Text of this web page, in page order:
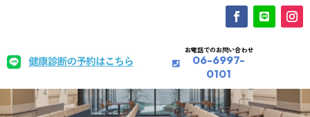
お電話でのお問い合わせ
06-6997-
0101